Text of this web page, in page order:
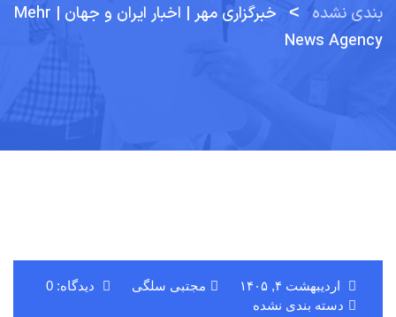
بندی نشده
>
خبرگزاری مهر | اخبار ایران و جهان | Mehr
News Agency
اردیبهشت ۴, ۱۴۰۵ مجتبی سلگی
دیدگاه: 0
دسته بندی نشده